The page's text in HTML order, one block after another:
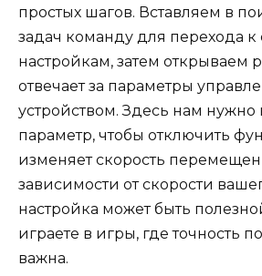
простых шагов. Вставляем в
задач команду для перехода
настройкам, затем открываем
отвечает за параметры
устройством. Здесь нам
параметр, чтобы отключить
изменяет скорость
зависимости от скорости
настройка может быть
играете в игры, где точность
важна.